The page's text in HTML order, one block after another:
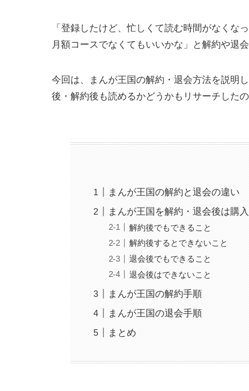
「登録したけど、忙しくて読む時間がなくな
月額コースでなくてもいいかな」と解約や退
今回は、まんが王国の解約・退会方法を説明
後・解約後も読めるかどうかもリサーチした
まんが王国の解約と退会の違い
まんが王国を解約・退会後は購
解約後でもできること
解約後するとできないこと
退会後でもできること
退会後はできないこと
まんが王国の解約手順
まんが王国の退会手順
まとめ